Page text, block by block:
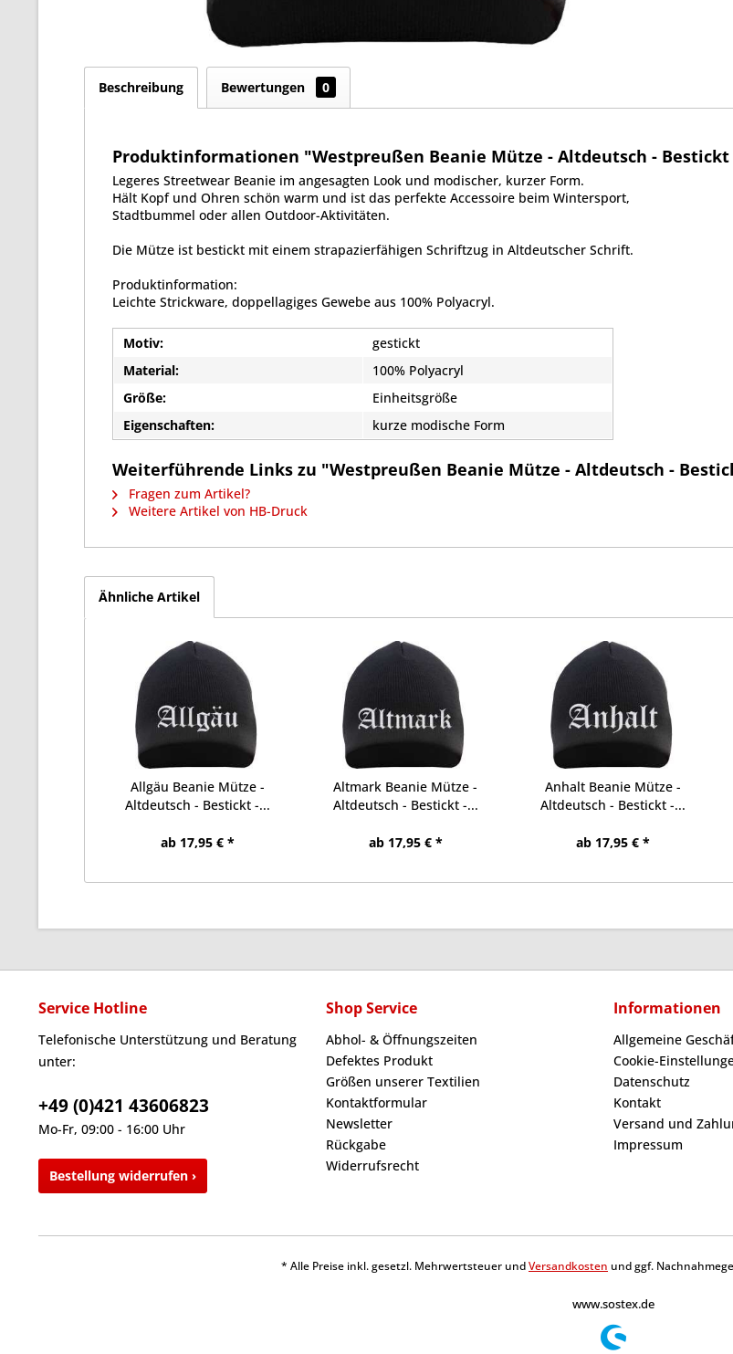
Beschreibung Bewertungen 0
Produktinformationen "Westpreußen Beanie Mütze - Altdeutsch -
Legeres Streetwear Beanie im angesagten Look und modischer, kurzer Form.
Hält Kopf und Ohren schön warm und ist das perfekte Accessoire beim Wintersport,
Stadtbummel oder allen Outdoor-Aktivitäten.
Die Mütze ist bestickt mit einem strapazierfähigen Schriftzug in Altdeutscher Schrift.
Produktinformation:
Leichte Strickware, doppellagiges Gewebe aus 100% Polyacryl.
Motiv:
gestickt
Material:
100% Polyacryl
Größe:
Einheitsgröße
Eigenschaften:
kurze modische Form
Weiterführende Links zu "Westpreußen Beanie Mütze - Altdeutsch -
Fragen zum Artikel?
Weitere Artikel von HB-Druck
Ähnliche Artikel
Allgäu Beanie Mütze -
Altdeutsch - Bestickt -...
ab 17,95 € *
Altmark Beanie Mütze -
Altdeutsch - Bestickt -...
ab 17,95 € *
Anhalt Beanie Mütze -
Altdeutsch - Bestickt -...
ab 17,95 € *
Service Hotline
Telefonische Unterstützung und Beratung
unter:
+49 (0)421 43606823
Mo-Fr, 09:00 - 16:00 Uhr
Bestellung widerrufen ›
Shop Service
Abhol- & Öffnungszeiten
Defektes Produkt
Größen unserer Textilien
Kontaktformular
Newsletter
Rückgabe
Widerrufsrecht
Informationen
Allgemeine
Cookie-
Datenschutz
Kontakt
Versand und
Impressum
* Alle Preise inkl. gesetzl. Mehrwertsteuer undVersandkosten und ggf.
www.sostex.de